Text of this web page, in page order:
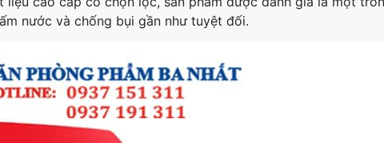
nước và chống bụi gần như tuyệt đối.